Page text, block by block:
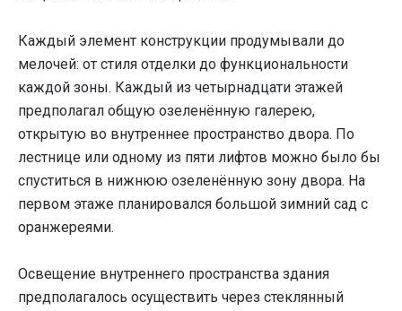
Каждый элемент конструкции продумывали до
мелочей: от стиля отделки до функциональности
каждой зоны. Каждый из четырнадцати этажей
предполагал общую озеленённую галерею,
открытую во внутреннее пространство двора. По
лестнице или одному из пяти лифтов можно было бы
спуститься в нижнюю озеленённую зону двора. На
первом этаже планировался большой зимний сад с
оранжереями.
Освещение внутреннего пространства здания
предполагалось осуществить через стеклянный